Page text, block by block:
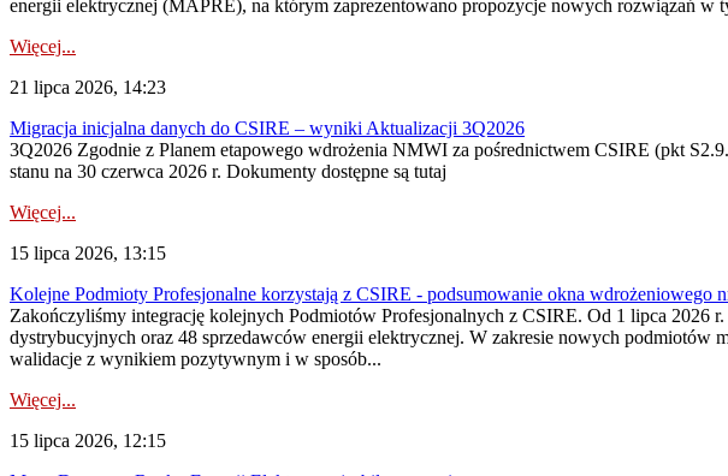
energii elektrycznej (MAPRE), na którym zaprezentowano propozycje nowych rozwiązań w
Więcej...
21 lipca 2026, 14:23
Migracja inicjalna danych do CSIRE – wyniki Aktualizacji 3Q2026
3Q2026 Zgodnie z Planem etapowego wdrożenia NMWI za pośrednictwem CSIRE (pkt
stanu na 30 czerwca 2026 r. Dokumenty dostępne są tutaj
Więcej...
15 lipca 2026, 13:15
Kolejne Podmioty Profesjonalne korzystają z CSIRE - podsumowanie okna wdrożeniowego
Zakończyliśmy integrację kolejnych Podmiotów Profesjonalnych z CSIRE. Od 1 lipca 2026
dystrybucyjnych oraz 48 sprzedawców energii elektrycznej. W zakresie nowych podmiotów
walidacje z wynikiem pozytywnym i w sposób...
Więcej...
15 lipca 2026, 12:15